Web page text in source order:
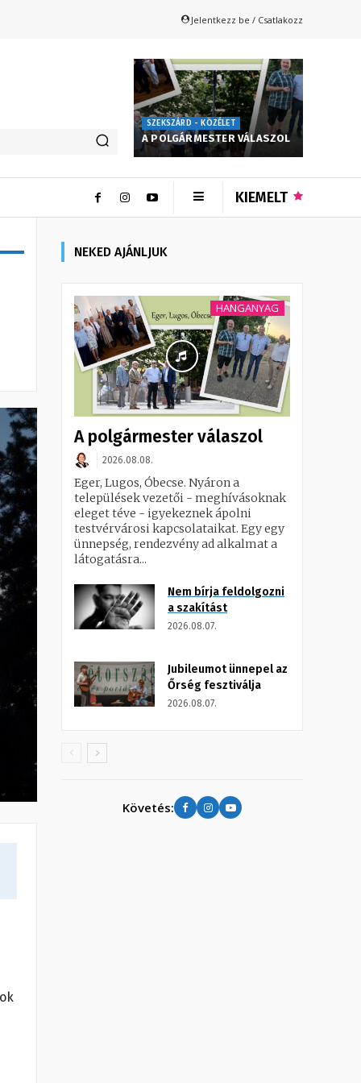
Jelentkezz be / Csatlakozz
SZEKSZÁRD - KÖZÉLET
A POLGÁRMESTER VÁLASZOL
KIEMELT
NEKED AJÁNLJUK
HANGANYAG
A polgármester válaszol
2026.08.08.
Eger, Lugos, Óbecse. Nyáron a
települések vezetői - meghívásoknak
eleget téve - igyekeznek ápolni
testvérvárosi kapcsolataikat. Egy egy
ünnepség, rendezvény ad alkalmat a
látogatásra...
Nem bírja feldolgozni
a szakítást
2026.08.07.
Jubileumot ünnepel az
Őrség fesztiválja
2026.08.07.
Követés: